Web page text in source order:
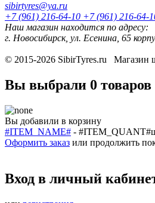
sibirtyres@ya.ru
+7 (961) 216-64-10 +7 (961) 216-64-
Наш магазин находится по адресу:
г. Новосибирск, ул. Есенина, 65
© 2015-2026 SibirTyres.ru Магазин
Вы выбрали 0 товаров
Вы добавили в корзину
#ITEM_NAME# - #ITEM_QUANT#
Оформить заказ или продолжить
Вход в личный